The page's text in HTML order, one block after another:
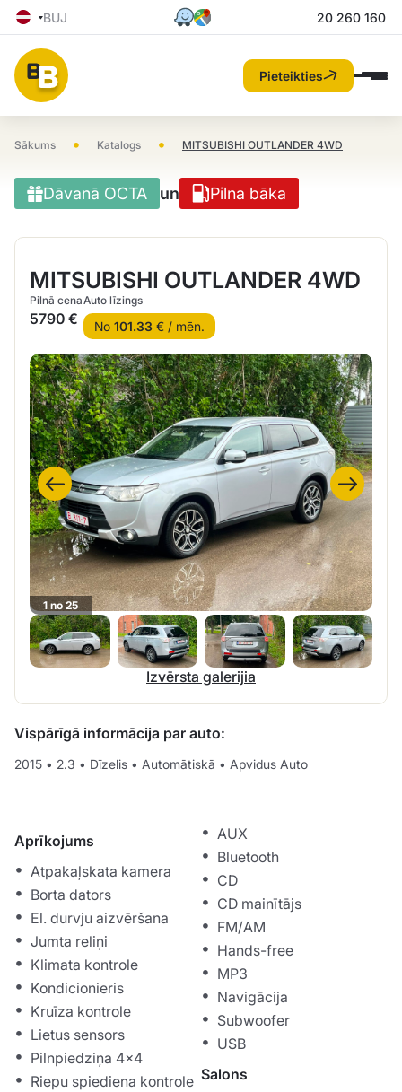
BUJ 20 260 160
Pieteikties
Sākums • Katalogs • MITSUBISHI OUTLANDER 4WD
Dāvanā OCTA un Pilna bāka
MITSUBISHI OUTLANDER 4WD
Pilnā cena
5790 €
Auto līzings
No 101.33€ / mēn.
1 no 25
Izvērsta galerijia
Vispārīgā informācija par auto:
2015 • 2.3 • Dīzelis • Automātiskā • Apvidus Auto
Aprīkojums
Atpakaļskata kamera
Borta dators
El. durvju aizvēršana
Jumta reliņi
Klimata kontrole
Kondicionieris
Kruīza kontrole
Lietus sensors
Pilnpiedziņa 4x4
Riepu spiediena kontrole
AUX
Bluetooth
CD
CD mainītājs
FM/AM
Hands-free
MP3
Navigācija
Subwoofer
USB
Salons